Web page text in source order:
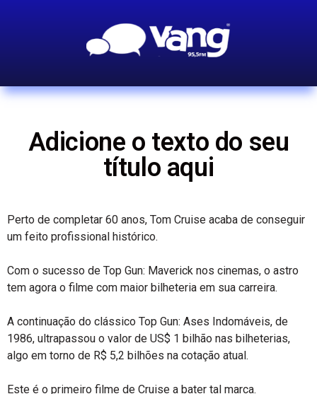
Adicione o texto do seu
título aqui
Perto de completar 60 anos, Tom Cruise acaba de conseguir
um feito profissional histórico.
Com o sucesso de Top Gun: Maverick nos cinemas, o astro
tem agora o filme com maior bilheteria em sua carreira.
A continuação do clássico Top Gun: Ases Indomáveis, de
1986, ultrapassou o valor de US$ 1 bilhão nas bilheterias,
algo em torno de R$ 5,2 bilhões na cotação atual.
Este é o primeiro filme de Cruise a bater tal marca.